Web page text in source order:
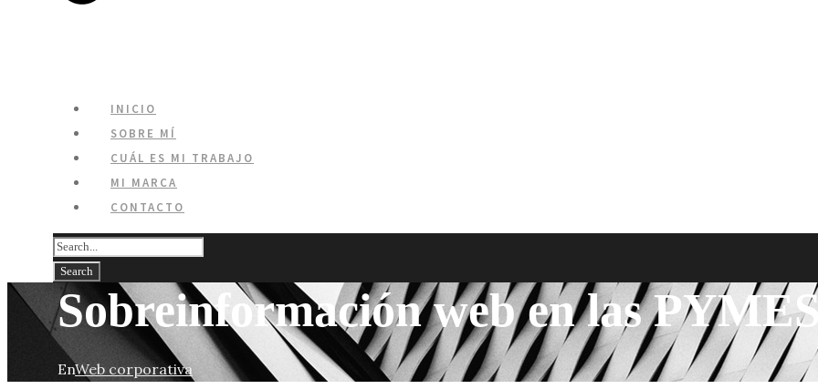
INICIO
SOBRE MÍ
CUÁL ES MI TRABAJO
MI MARCA
CONTACTO
Sobreinformación web en las
EnWeb corporativa